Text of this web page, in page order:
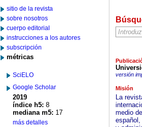
sitio de la revista
sobre nosotros
cuerpo editorial
instrucciones a los autores
subscripción
métricas
SciELO
Google Scholar
2019
índice h5: 8
mediana m5: 17
más detalles
versión
Misión
La
medio